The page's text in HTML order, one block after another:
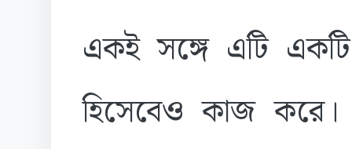
একই সঙ্গে এটি
হিসেবেও কাজ